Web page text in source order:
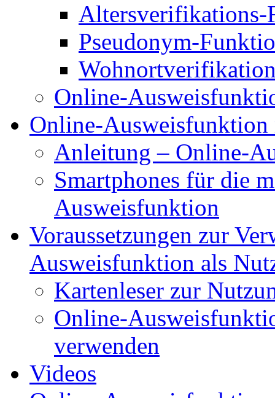
Altersverifikations-
Pseudonym-
Online-
Online-Ausweisfunktion
Anleitung – Online-
Smartphones für die
Ausweisfunktion
Voraussetzungen zur
Ausweisfunktion als
Kartenleser zur
Online-
verwenden
Videos